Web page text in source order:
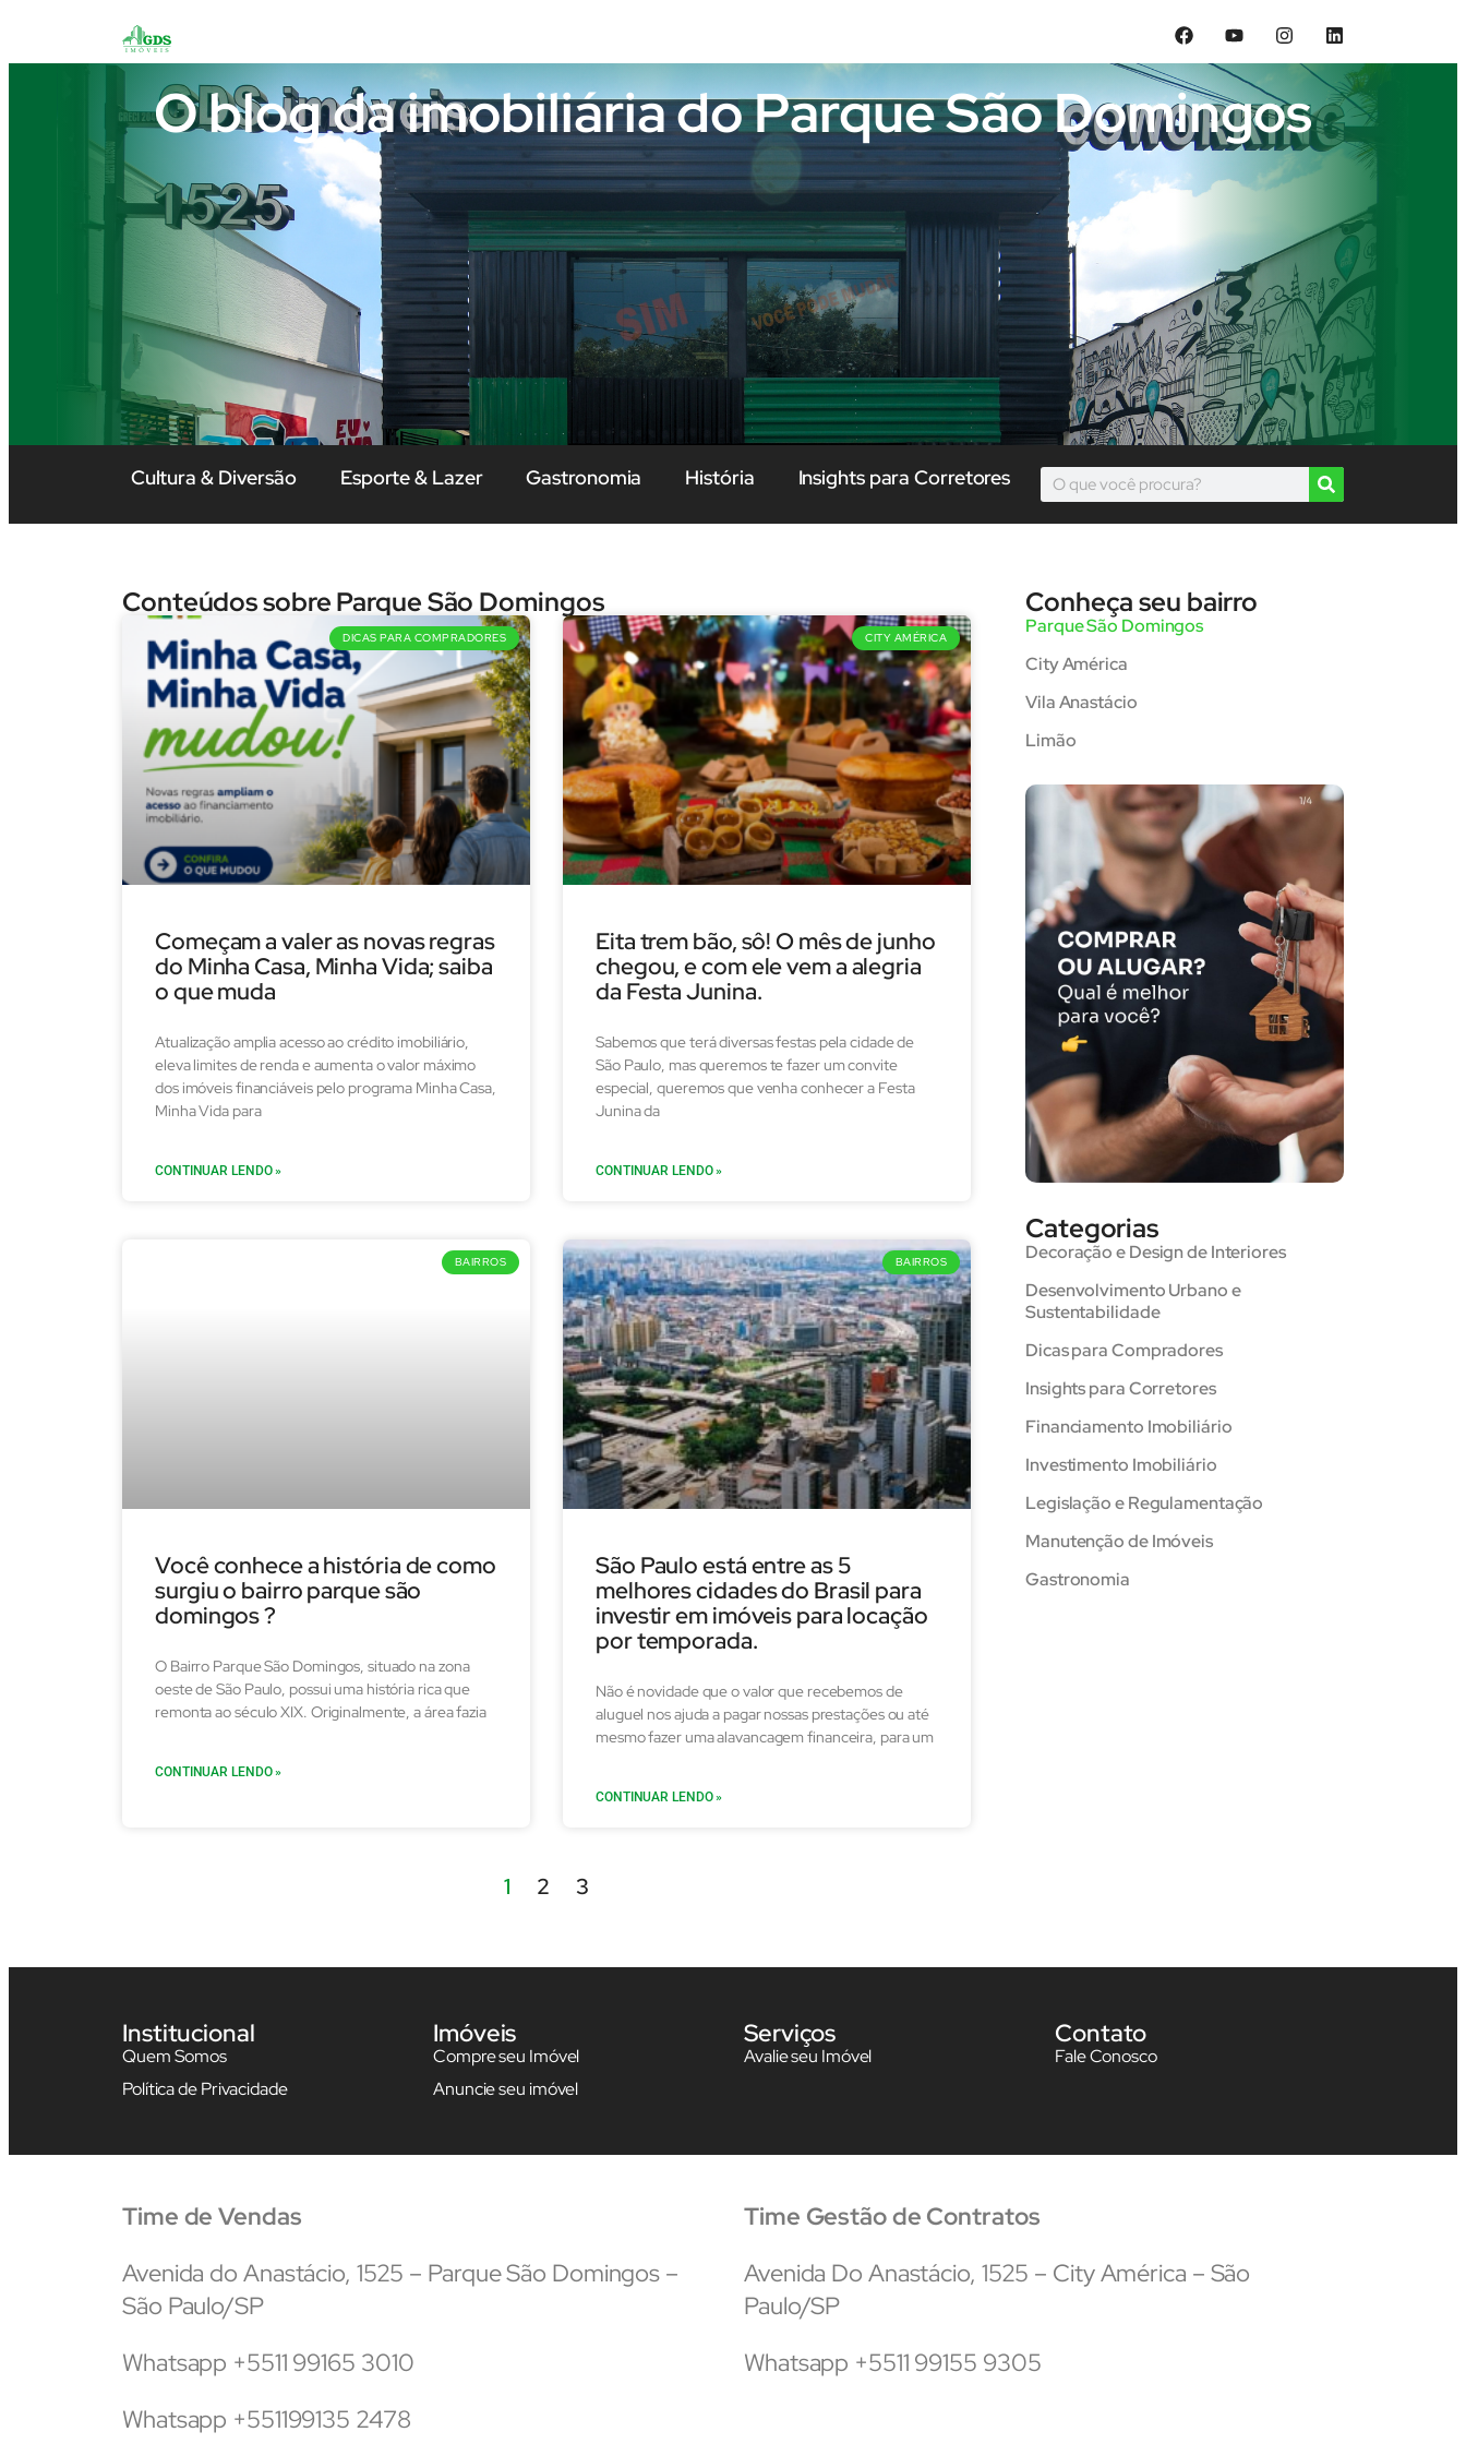
O blog da imobiliária do Parque São Domingos
Cultura & Diversão Esporte & Lazer Gastronomia História Insights para Corretores
Conteúdos sobre Parque São Domingos
DICAS PARA COMPRADORES
Começam a valer as novas regras
do Minha Casa, Minha Vida; saiba
o que muda
Atualização amplia acesso ao crédito imobiliário,
eleva limites de renda e aumenta o valor máximo
dos imóveis financiáveis pelo programa Minha Casa,
Minha Vida para
CONTINUAR LENDO »
CITY AMÉRICA
Eita trem bão, sô! O mês de junho
chegou, e com ele vem a alegria
da Festa Junina.
Sabemos que terá diversas festas pela cidade de
São Paulo, mas queremos te fazer um convite
especial, queremos que venha conhecer a Festa
Junina da
CONTINUAR LENDO »
BAIRROS
Você conhece a história de como
surgiu o bairro parque são
domingos ?
O Bairro Parque São Domingos, situado na zona
oeste de São Paulo, possui uma história rica que
remonta ao século XIX. Originalmente, a área fazia
CONTINUAR LENDO »
BAIRROS
São Paulo está entre as 5
melhores cidades do Brasil para
investir em imóveis para locação
por temporada.
Não é novidade que o valor que recebemos de
aluguel nos ajuda a pagar nossas prestações ou até
mesmo fazer uma alavancagem financeira, para um
CONTINUAR LENDO »
1 2 3
Conheça seu bairro
Parque São Domingos
City América
Vila Anastácio
Limão
Categorias
Decoração e Design de Interiores
Desenvolvimento Urbano e
Sustentabilidade
Dicas para Compradores
Insights para Corretores
Financiamento Imobiliário
Investimento Imobiliário
Legislação e Regulamentação
Manutenção de Imóveis
Gastronomia
Institucional
Quem Somos
Política de Privacidade
Imóveis
Compre seu Imóvel
Anuncie seu imóvel
Serviços
Avalie seu Imóvel
Contato
Fale Conosco
Time de Vendas
Avenida do Anastácio, 1525 – Parque São Domingos –
São Paulo/SP
Whatsapp +5511 99165 3010
Whatsapp +551199135 2478
Time Gestão de Contratos
Avenida Do Anastácio, 1525 – City América – São
Paulo/SP
Whatsapp +5511 99155 9305